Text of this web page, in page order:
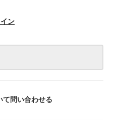
ン
て問い合わせる